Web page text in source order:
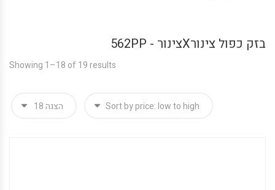
בזק כפול צינורXצינור - 562PP
Showing 1–18 of 19 results